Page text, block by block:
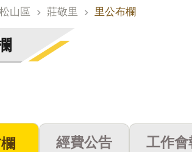
松山區 莊敬里 里公布欄
經費公告 工作會